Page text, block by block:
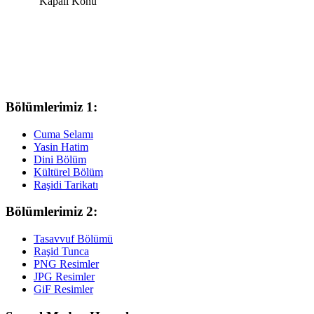
Bölümlerimiz 1:
Cuma Selamı
Yasin Hatim
Dini Bölüm
Kültürel Bölüm
Raşidi Tarikatı
Bölümlerimiz 2:
Tasavvuf Bölümü
Raşid Tunca
PNG Resimler
JPG Resimler
GiF Resimler